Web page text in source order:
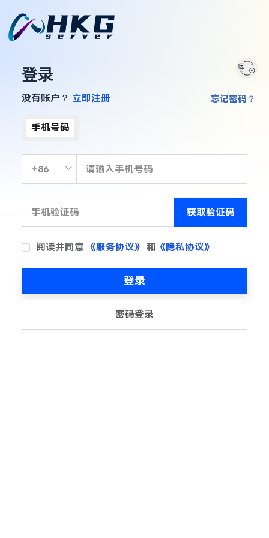
登录
没有账户？ 立即注册
手机号码
获取验证码
阅读并同意 《服务协议》 和 《隐私协议》
忘记密码？
登录
密码登录